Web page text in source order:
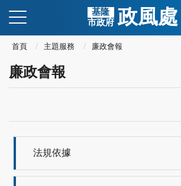
基隆
市政府 政風處
首頁 主題服務 廉政會報
廉政會報
法規依據